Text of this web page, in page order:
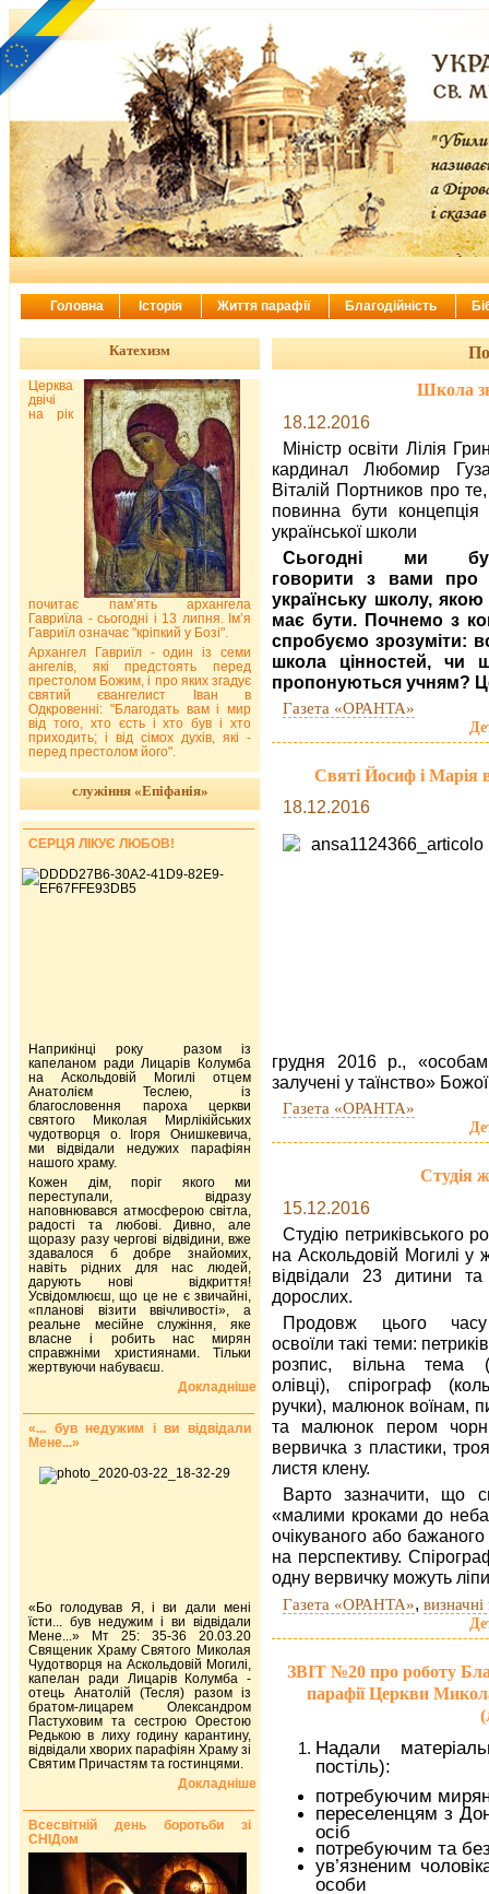
Школа
18.12.2016
Міністр освіти Лілія
кардинал Любомир
Віталій Портников про
повинна бути концепція
української школи
Сьогодні ми
говорити з вами про
українську школу,
має бути. Почнемо з
спробуємо зрозуміти:
школа цінностей, чи
пропонуються учням?
Газета «ОРАНТА»
Святі Йосиф і Марія
18.12.2016
грудня 2016 р.,
залучені у таїнство»
Газета «ОРАНТА»
Студія
15.12.2016
Студію петриківського
на Аскольдовій Могилі у
відвідали 23 дитини
дорослих.
Продовж цього
освоїли такі теми:
розпис, вільна тема
олівці), спірограф
ручки), малюнок воїнам,
та малюнок пером
вервичка з пластики,
листя клену.
Варто зазначити, що
«малими кроками до
очікуваного або
на перспективу.
одну вервичку можуть
Газета «ОРАНТА», визначні
ЗВІТ №20 про роботу
парафії Церкви
Надали
постіль):
потребуючим
переселенцям з
осіб
потребуючим та
ув’язненим
особи
Катехизм
Церква
двічі
на рік
почитає пам’ять архангела
Гавриїла - сьогодні і 13 липня. Ім’я
Гавриїл означає "кріпкий у Бозі".
Архангел Гавриїл - один із семи
ангелів, які предстоять перед
престолом Божим, і про яких згадує
святий євангелист Іван в
Одкровенні: "Благодать вам і мир
від того, хто єсть і хто був і хто
приходить; і від сімох духів, які -
перед престолом його".
служіння «Епіфанія»
СЕРЦЯ ЛІКУЄ ЛЮБОВ!
Наприкінці року разом із
капеланом ради Лицарів Колумба
на Аскольдовій Могилі отцем
Анатолієм Теслею, із
благословення пароха церкви
святого Миколая Мирлікійських
чудотворця о. Ігоря Онишкевича,
ми відвідали недужих парафіян
нашого храму.
Кожен дім, поріг якого ми
переступали, відразу
наповнювався атмосферою світла,
радості та любові. Дивно, але
щоразу разу чергові відвідини, вже
здавалося б добре знайомих,
навіть рідних для нас людей,
дарують нові відкриття!
Усвідомлюєш, що це не є звичайні,
«планові візити ввічливості», а
реальне месійне служіння, яке
власне і робить нас мирян
справжніми християнами. Тільки
жертвуючи набуваєш.
Докладніше
«... був недужим і ви відвідали
Мене...»
«Бо голодував Я, і ви дали мені
їсти... був недужим і ви відвідали
Мене...» Мт 25: 35-36 20.03.20
Священик Храму Святого Миколая
Чудотворця на Аскольдовій Могилі,
капелан ради Лицарів Колумба -
отець Анатолій (Тесля) разом із
братом-лицарем Олександром
Пастуховим та сестрою Орестою
Редькою в лиху годину карантину,
відвідали хворих парафіян Храму зі
Святим Причастям та гостинцями.
Докладніше
Всесвітній день боротьби зі
СНІДом
Головна Історія Життя парафії Благодійність